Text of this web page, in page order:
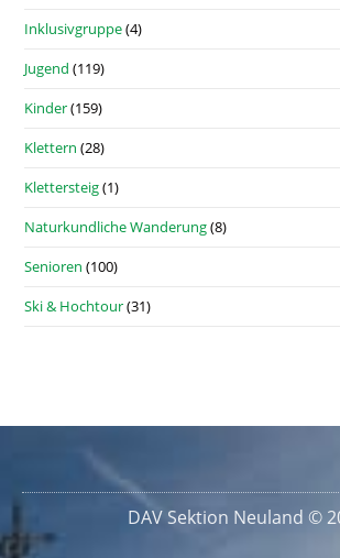
Inklusivgruppe(4)
Jugend (119)
Kinder(159)
Klettern (28)
Klettersteig(1)
Naturkundliche Wanderung(8)
Senioren (100)
Ski & Hochtour(31)
DAV Sektion Neuland ©